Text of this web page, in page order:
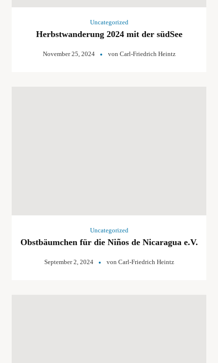
Uncategorized
Herbstwanderung 2024 mit der südSee
November 25, 2024 von Carl-Friedrich Heintz
Uncategorized
Obstbäumchen für die Niños de Nicaragua e.V.
September 2, 2024 von Carl-Friedrich Heintz